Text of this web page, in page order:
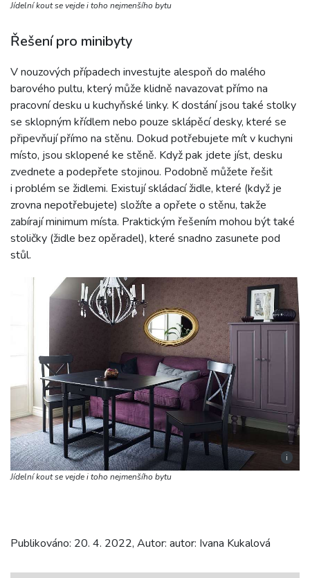
Jídelní kout se vejde i toho nejmenšího bytu
Řešení pro minibyty
V nouzových případech investujte alespoň do malého
barového pultu, který může klidně navazovat přímo na
pracovní desku u kuchyňské linky. K dostání jsou také stolky
se sklopným křídlem nebo pouze sklápěcí desky, které se
připevňují přímo na stěnu. Dokud potřebujete mít v kuchyni
místo, jsou sklopené ke stěně. Když pak jdete jíst, desku
zvednete a podepřete stojinou. Podobně můžete řešit
i problém se židlemi. Existují skládací židle, které (když je
zrovna nepotřebujete) složíte a opřete o stěnu, takže
zabírají minimum místa. Praktickým řešením mohou být také
stoličky (židle bez opěradel), které snadno zasunete pod
stůl.
i
Jídelní kout se vejde i toho nejmenšího bytu
Publikováno: 20. 4. 2022, Autor: autor: Ivana Kukalová